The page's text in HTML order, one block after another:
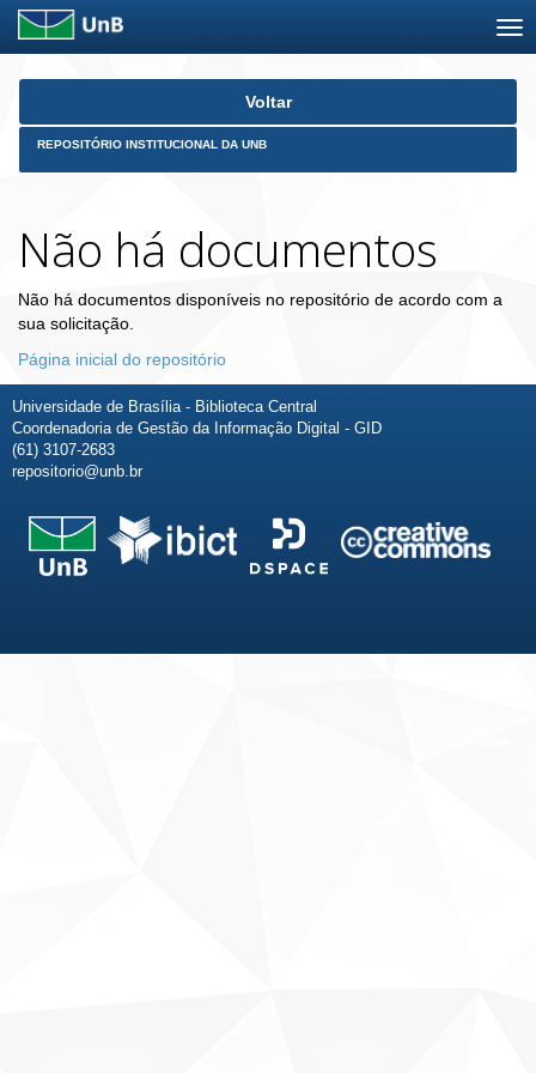
Skip
Voltar
REPOSITÓRIO INSTITUCIONAL DA UNB
Não há documentos
Não há documentos disponíveis no repositório de acordo com a
sua solicitação.
Página inicial do repositório
Universidade de Brasília - Biblioteca Central
Coordenadoria de Gestão da Informação Digital - GID
(61) 3107-2683
repositorio@unb.br